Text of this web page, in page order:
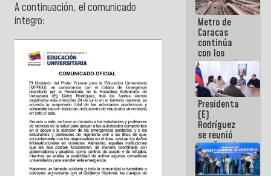
A continuación, el comunicado
íntegro:
Metro de
Caracas
continúa
con los
trabajos de
mantenimiento
e inspección
en la Línea 2
Presidenta
(E)
Rodríguez
se reunió
con Estado
Mayor
Eléctrico